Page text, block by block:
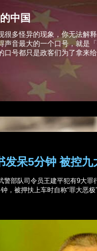
中国
很多怪异的现象，你无法解
声音最大的一个口号，就是
号都只是政客们为了拿来
发呆5分钟 被控九
警部队司令员王建平犯有9大罪
，被押扶上车时自称“罪大恶